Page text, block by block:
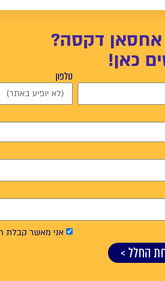
אחסאן דקסה?
כאן!
טלפון
אני מאשר קבלת
החלל >